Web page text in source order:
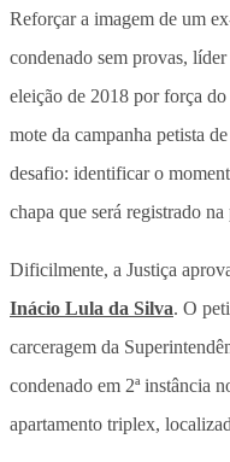
Reforçar a imagem de um
condenado sem provas,
eleição de 2018 por força
mote da campanha petista
desafio: identificar o
chapa que será registrado
Dificilmente, a Justiça
Inácio Lula da Silva. O
carceragem da
condenado em 2ª instância
apartamento triplex,